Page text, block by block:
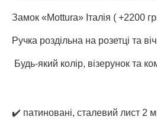
Замок «Mottura» Італія ( +2200
Ручка роздільна на розетці та
Будь-який колір, візерунок та
✔️ патиновані, сталевий лист 2